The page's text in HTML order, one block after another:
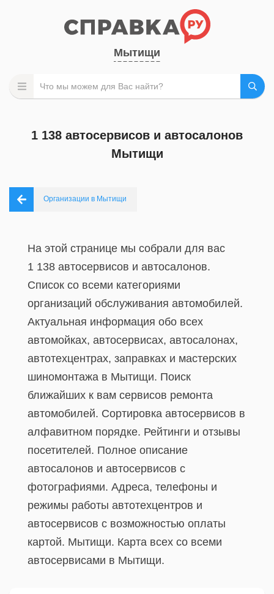
Мытищи
1 138 автосервисов и автосалонов
Мытищи
Организации в Мытищи
На этой странице мы собрали для вас
1 138 автосервисов и автосалонов.
Список со всеми категориями
организаций обслуживания автомобилей.
Актуальная информация обо всех
автомойках, автосервисах, автосалонах,
автотехцентрах, заправках и мастерских
шиномонтажа в Мытищи. Поиск
ближайших к вам сервисов ремонта
автомобилей. Сортировка автосервисов в
алфавитном порядке. Рейтинги и отзывы
посетителей. Полное описание
автосалонов и автосервисов с
фотографиями. Адреса, телефоны и
режимы работы автотехцентров и
автосервисов с возможностью оплаты
картой. Мытищи. Карта всех со всеми
автосервисами в Мытищи.